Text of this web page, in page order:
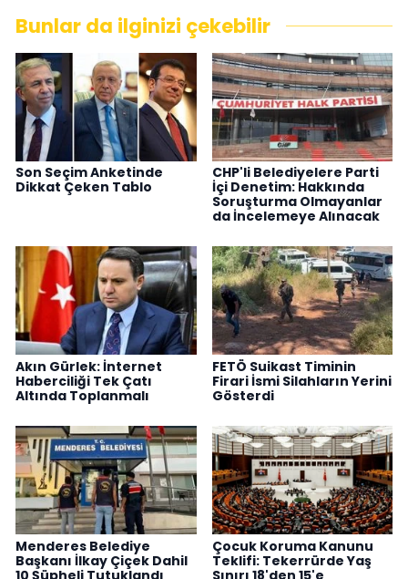
Bunlar da ilginizi çekebilir
Son Seçim Anketinde
Dikkat Çeken Tablo
CHP'li Belediyelere Parti
İçi Denetim: Hakkında
Soruşturma Olmayanlar
da İncelemeye Alınacak
Akın Gürlek: İnternet
Haberciliği Tek Çatı
Altında Toplanmalı
FETÖ Suikast Timinin
Firari İsmi Silahların Yerini
Gösterdi
Menderes Belediye
Başkanı İlkay Çiçek Dahil
10 Şüpheli Tutuklandı
Çocuk Koruma Kanunu
Teklifi: Tekerrürde Yaş
Sınırı 18'den 15'e